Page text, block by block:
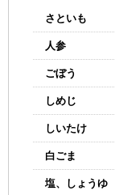
さといも
人参
ごぼう
しめじ
しいたけ
白ごま
塩、しょうゆ